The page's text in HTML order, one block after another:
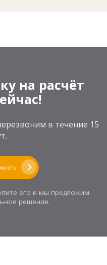
на расчёт
в течение 15
его и мы предложим
решение.